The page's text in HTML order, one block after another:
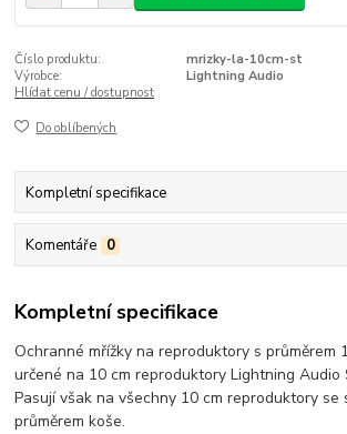
Číslo produktu:
mrizky-la-10cm-st
Výrobce:
Lightning Audio
Hlídat cenu / dostupnost
Do oblíbených
Kompletní specifikace
Komentáře 0
Kompletní specifikace
Ochranné mřížky na reproduktory s průměrem
určené na 10 cm reproduktory Lightning Audio
Pasují však na všechny 10 cm reproduktory se
průměrem koše.